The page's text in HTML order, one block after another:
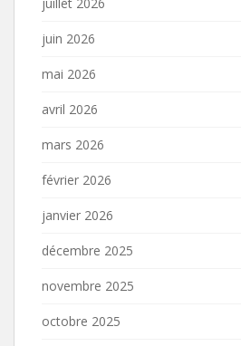
juin 2026
mai 2026
avril 2026
mars 2026
février 2026
janvier 2026
décembre 2025
novembre 2025
octobre 2025